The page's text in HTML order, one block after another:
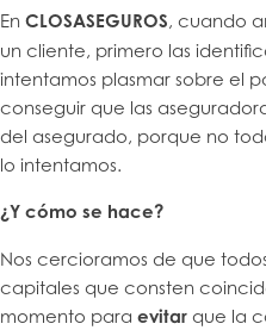
En CLOSASEGUROS, cuando
un cliente, primero las
intentamos plasmar sobre el
conseguir que las
del asegurado, porque no
lo intentamos.
¿Y cómo se hace?
Nos cercioramos de que
capitales que consten
momento para evitar que la